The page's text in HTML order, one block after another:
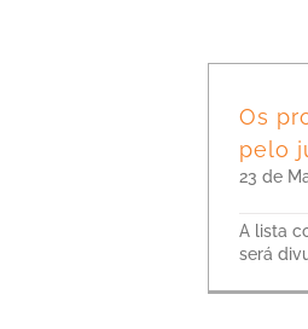
Os
pelo
23 de
A lista
será